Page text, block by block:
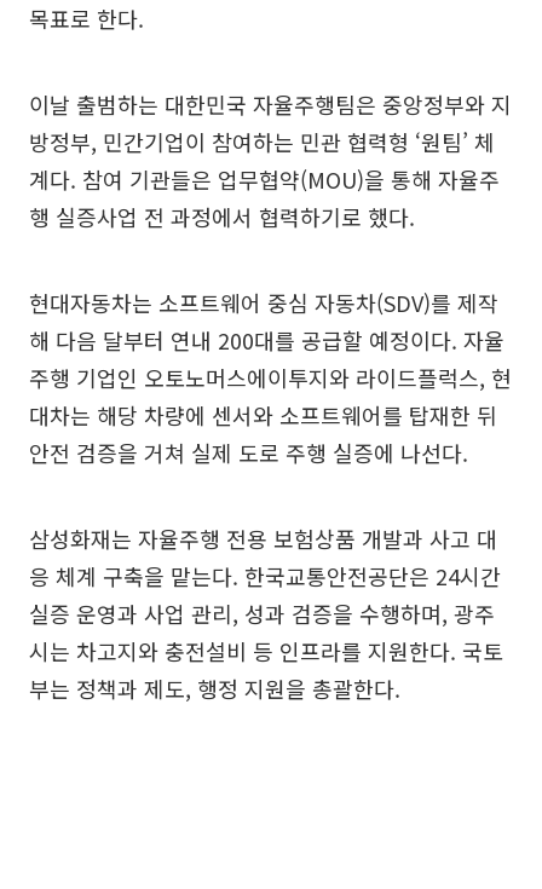
목표로 한다.
이날 출범하는 대한민국 자율주행팀은 중앙정부와 지
방정부, 민간기업이 참여하는 민관 협력형 ‘원팀’ 체
계다. 참여 기관들은 업무협약(MOU)을 통해 자율주
행 실증사업 전 과정에서 협력하기로 했다.
현대자동차는 소프트웨어 중심 자동차(SDV)를 제작
해 다음 달부터 연내 200대를 공급할 예정이다. 자율
주행 기업인 오토노머스에이투지와 라이드플럭스, 현
대차는 해당 차량에 센서와 소프트웨어를 탑재한 뒤
안전 검증을 거쳐 실제 도로 주행 실증에 나선다.
삼성화재는 자율주행 전용 보험상품 개발과 사고 대
응 체계 구축을 맡는다. 한국교통안전공단은 24시간
실증 운영과 사업 관리, 성과 검증을 수행하며, 광주
시는 차고지와 충전설비 등 인프라를 지원한다. 국토
부는 정책과 제도, 행정 지원을 총괄한다.